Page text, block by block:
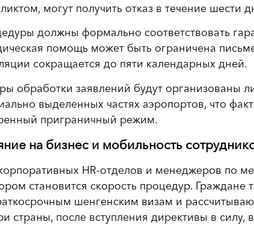
могут получить отказ в течение шести
должны формально соответствовать
помощь может быть ограничена
сокращается до пяти календарных дней.
обработки заявлений будут организованы
выделенных частях аэропортов, что
приграничный режим.
на бизнес и мобильность
HR-отделов и менеджеров по
становится скорость процедур. Граждане
шенгенским визам и
страны, после вступления директивы в